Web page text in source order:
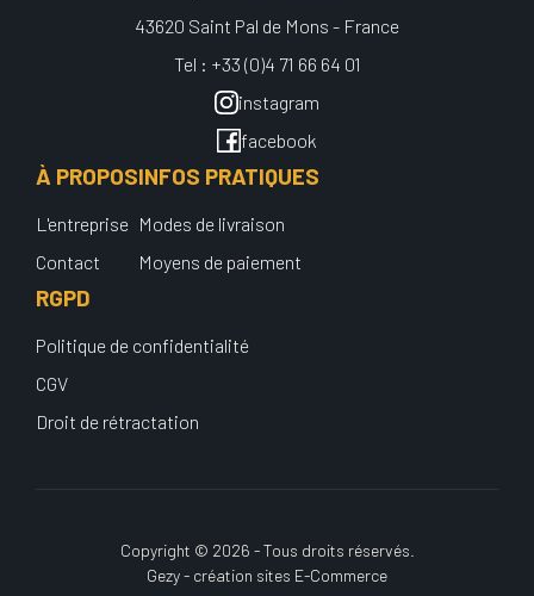
43620 Saint Pal de Mons - France
Tel : +33 (0)4 71 66 64 01
instagram
facebook
À PROPOS
L'entreprise
Contact
INFOS PRATIQUES
Modes de livraison
Moyens de paiement
RGPD
Politique de confidentialité
CGV
Droit de rétractation
Copyright © 2026 - Tous droits réservés.
Gezy - création sites E-Commerce